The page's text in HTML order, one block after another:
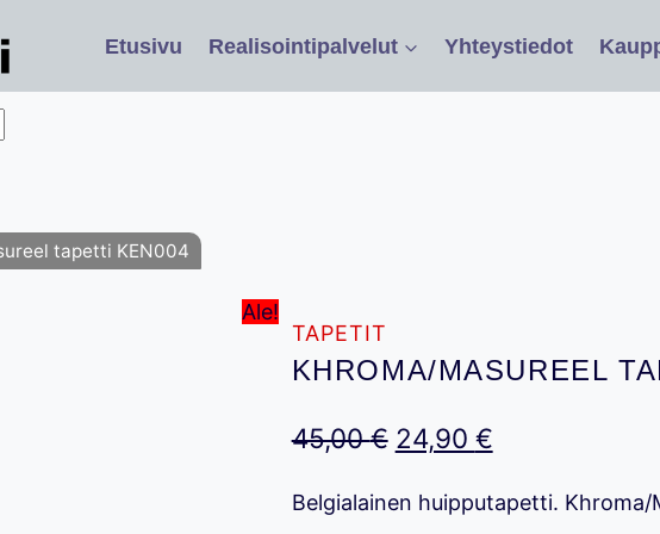
Etusivu Realisointipalvelut Yhteystiedot
tapetti KEN004
Ale!
TAPETIT
KHROMA/MASUREEL
45,00€ Alkuperäinen
oli:
24,90 €Nykyinen
on:
Belgialainen huipputapetti. Khroma/